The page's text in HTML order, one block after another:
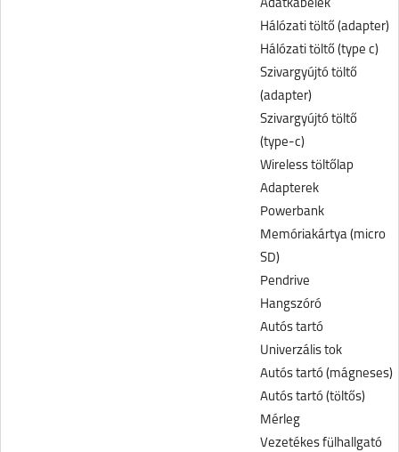
Adatkábelek
Hálózati töltő (adapter)
Hálózati töltő (type c)
Szivargyújtó töltő
(adapter)
Szivargyújtó töltő
(type-c)
Wireless töltőlap
Adapterek
Powerbank
Memóriakártya (micro
SD)
Pendrive
Hangszóró
Autós tartó
Univerzális tok
Autós tartó (mágneses)
Autós tartó (töltős)
Mérleg
Vezetékes fülhallgató